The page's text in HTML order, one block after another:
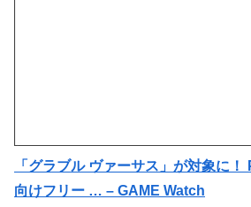
「グラブル ヴァーサス」が対象に
向けフリー … – GAME Watch